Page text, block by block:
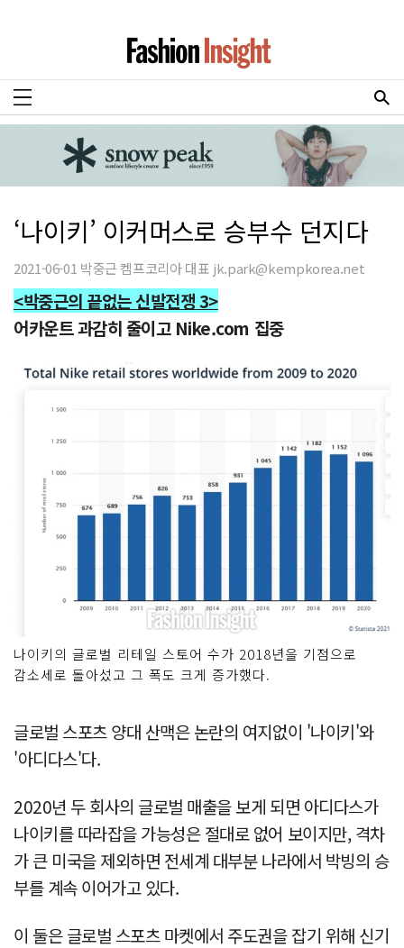
‘나이키’ 이커머스로 승부수 던지다
2021-06-01 박중근 켐프코리아 대표 jk.park@kempkorea.net
<박중근의 끝없는 신발전쟁 3>
어카운트 과감히 줄이고 Nike.com 집중
나이키의 글로벌 리테일 스토어 수가 2018년을 기점으로
감소세로 돌아섰고 그 폭도 크게 증가했다.
글로벌 스포츠 양대 산맥은 논란의 여지없이 '나이키'와
'아디다스'다.
2020년 두 회사의 글로벌 매출을 보게 되면 아디다스가
나이키를 따라잡을 가능성은 절대로 없어 보이지만, 격차
가 큰 미국을 제외하면 전세계 대부분 나라에서 박빙의 승
부를 계속 이어가고 있다.
이 둘은 글로벌 스포츠 마켓에서 주도권을 잡기 위해 신기